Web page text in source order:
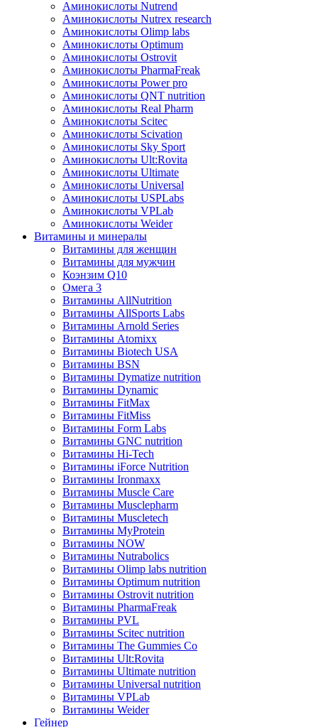
Аминокислоты Nutrend
Аминокислоты Nutrex research
Аминокислоты Olimp labs
Аминокислоты Optimum
Аминокислоты Ostrovit
Аминокислоты PharmaFreak
Аминокислоты Power pro
Аминокислоты QNT nutrition
Аминокислоты Real Pharm
Аминокислоты Scitec
Аминокислоты Scivation
Аминокислоты Sky Sport
Аминокислоты Ult:Rovita
Аминокислоты Ultimate
Аминокислоты Universal
Аминокислоты USPLabs
Аминокислоты VPLab
Аминокислоты Weider
Витамины и минералы
Витамины для женщин
Витамины для мужчин
Коэнзим Q10
Омега 3
Витамины AllNutrition
Витамины AllSports Labs
Витамины Arnold Series
Витамины Atomixx
Витамины Biotech USA
Витамины BSN
Витамины Dymatize nutrition
Витамины Dynamic
Витамины FitMax
Витамины FitMiss
Витамины Form Labs
Витамины GNC nutrition
Витамины Hi-Tech
Витамины iForce Nutrition
Витамины Ironmaxx
Витамины Muscle Care
Витамины Musclepharm
Витамины Muscletech
Витамины MyProtein
Витамины NOW
Витамины Nutrabolics
Витамины Olimp labs nutrition
Витамины Optimum nutrition
Витамины Ostrovit nutrition
Витамины PharmaFreak
Витамины PVL
Витамины Scitec nutrition
Витамины The Gummies Co
Витамины Ult:Rovita
Витамины Ultimate nutrition
Витамины Universal nutrition
Витамины VPLab
Витамины Weider
Гейнер